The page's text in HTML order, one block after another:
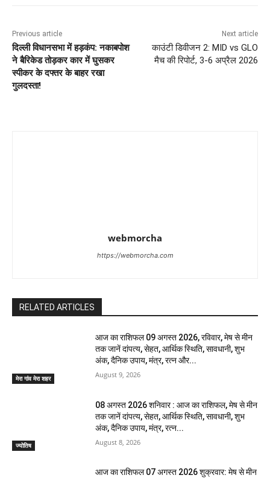
Previous article
दिल्ली विधानसभा में हड़कंप: नकाबपोश
ने बैरिकेड तोड़कर कार में घुसकर
स्पीकर के दफ्तर के बाहर रखा
गुलदस्ता!
Next article
काउंटी डिवीजन 2: MID vs GLO
मैच की रिपोर्ट, 3-6 अप्रैल 2026
webmorcha
https://webmorcha.com
RELATED ARTICLES
मेरा गांव मेरा शहर
आज का राशिफल 09 अगस्त 2026, रविवार, मेष से मीन
तक जानें दांपत्य, सेहत, आर्थिक स्थिति, सावधानी, शुभ
अंक, दैनिक उपाय, मंत्र, रत्न और...
August 9, 2026
ज्योतिष
08 अगस्त 2026 शनिवार : आज का राशिफल, मेष से मीन
तक जानें दांपत्य, सेहत, आर्थिक स्थिति, सावधानी, शुभ
अंक, दैनिक उपाय, मंत्र, रत्न...
August 8, 2026
आज का राशिफल 07 अगस्त 2026 शुक्रवार: मेष से मीन